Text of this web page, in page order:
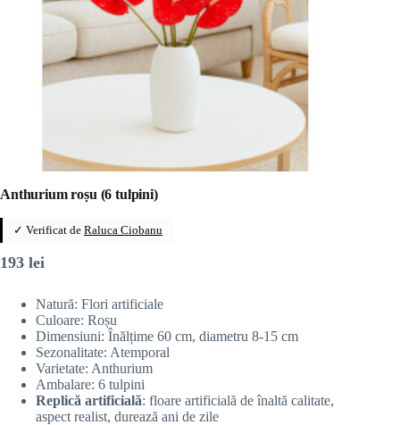
Anthurium roșu (6 tulpini)
✓ Verificat de Raluca Ciobanu
193 lei
Natură: Flori artificiale
Culoare: Roșu
Dimensiuni: Înălțime 60 cm, diametru 8-15 cm
Sezonalitate: Atemporal
Varietate: Anthurium
Ambalare: 6 tulpini
Replică artificială: floare artificială de înaltă calitate,
aspect realist, durează ani de zile